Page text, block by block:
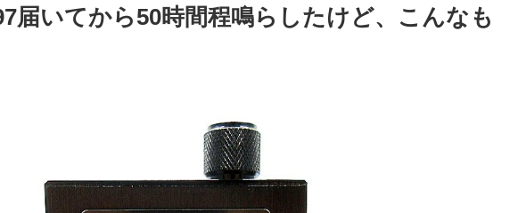
70sの比較：どちら
あるのか？価格に見合っ
今始めどきのスマホゲームなにかある？他
地他
BenQ、有機EL WQHDゲーミングモニター
「MOBIUZ EX271QMZ」など3機種他
届いてから50時間程鳴らしたけど、こんなも